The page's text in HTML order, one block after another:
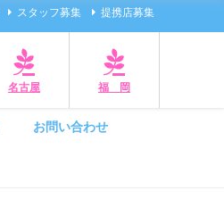
スタッフ募集 提携店募集
名古屋 福 岡
お問い合わせ